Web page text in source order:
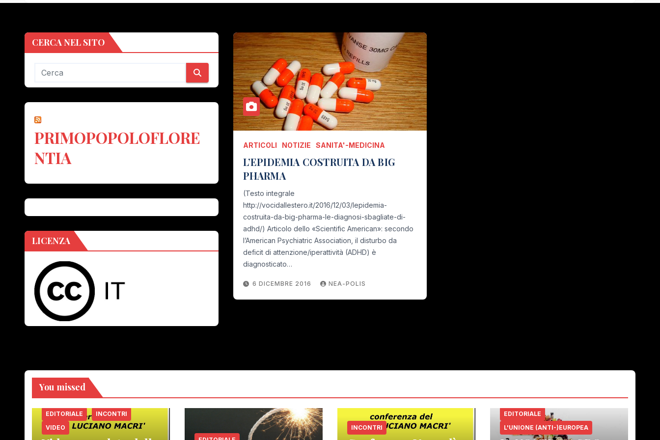
CERCA NEL SITO
PRIMOPOPOLOFLORE
NTIA
LICENZA
ARTICOLI NOTIZIE SANITA'-MEDICINA
L’EPIDEMIA COSTRUITA DA BIG
PHARMA
(Testo integrale
http://vocidallestero.it/2016/12/03/lepidemia-
costruita-da-big-pharma-le-diagnosi-sbagliate-di-
adhd/) Articolo dello «Scientific American»: secondo
l’American Psychiatric Association, il disturbo da
deficit di attenzione/iperattività (ADHD) è
diagnosticato…
6 DICEMBRE 2016 NEA-POLIS
You missed
EDITORIALE
INCONTRI
VIDEO
INCONTRI
EDITORIALE
L'UNIONE (ANTI-)EUROPEA